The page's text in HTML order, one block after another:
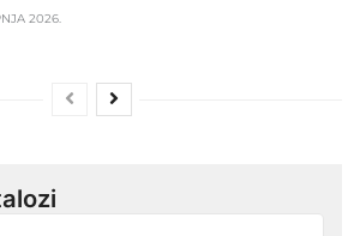
2026.